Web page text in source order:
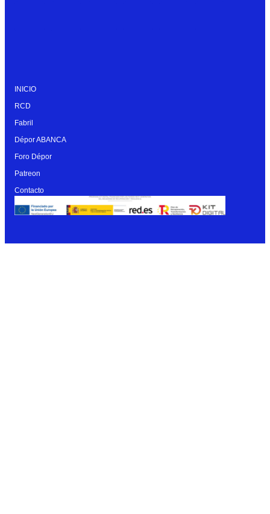
INICIO
RCD
Fabril
Dépor ABANCA
Foro Dépor
Patreon
Contacto